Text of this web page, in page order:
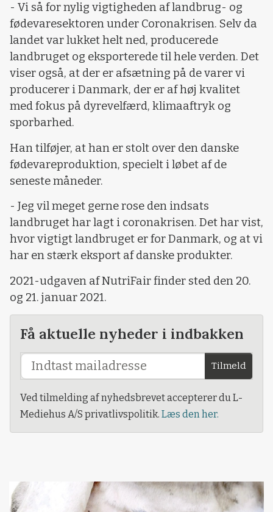
- Vi så for nylig vigtigheden af landbrug- og
fødevaresektoren under Coronakrisen. Selv da
landet var lukket helt ned, producerede
landbruget og eksporterede til hele verden. Det
viser også, at der er afsætning på de varer vi
producerer i Danmark, der er af høj kvalitet
med fokus på dyrevelfærd, klimaaftryk og
sporbarhed.
Han tilføjer, at han er stolt over den danske
fødevareproduktion, specielt i løbet af de
seneste måneder.
- Jeg vil meget gerne rose den indsats
landbruget har lagt i coronakrisen. Det har vist,
hvor vigtigt landbruget er for Danmark, og at vi
har en stærk eksport af danske produkter.
2021-udgaven af NutriFair finder sted den 20.
og 21. januar 2021.
Få aktuelle nyheder i indbakken
Tilmeld
Ved tilmelding af nyhedsbrevet accepterer du L-
Mediehus A/S privatlivspolitik. Læs den her.